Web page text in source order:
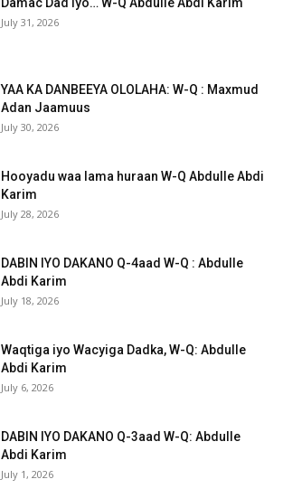
July 31, 2026
YAA KA DANBEEYA OLOLAHA: W-Q : Maxmud
Adan Jaamuus
July 30, 2026
Hooyadu waa lama huraan W-Q Abdulle Abdi
Karim
July 28, 2026
DABIN IYO DAKANO Q-4aad W-Q : Abdulle
Abdi Karim
July 18, 2026
Waqtiga iyo Wacyiga Dadka, W-Q: Abdulle
Abdi Karim
July 6, 2026
DABIN IYO DAKANO Q-3aad W-Q: Abdulle
Abdi Karim
July 1, 2026